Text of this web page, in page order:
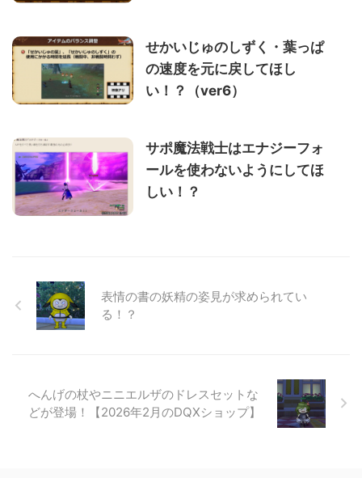
せかいじゅのしずく・葉っぱ
の速度を元に戻してほし
い！？（ver6）
サポ魔法戦士はエナジーフォ
ールを使わないようにしてほ
しい！？
表情の書の妖精の姿見が求められてい
る！？
へんげの杖やニニエルザのドレスセットな
どが登場！【2026年2月のDQXショップ】